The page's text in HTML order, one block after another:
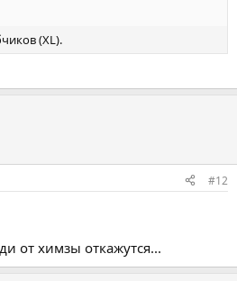
(XL).
#12
от химзы откажутся...